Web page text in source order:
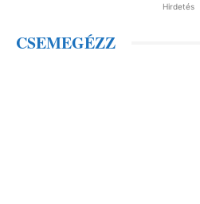
Hirdetés
CSEMEGÉZZ